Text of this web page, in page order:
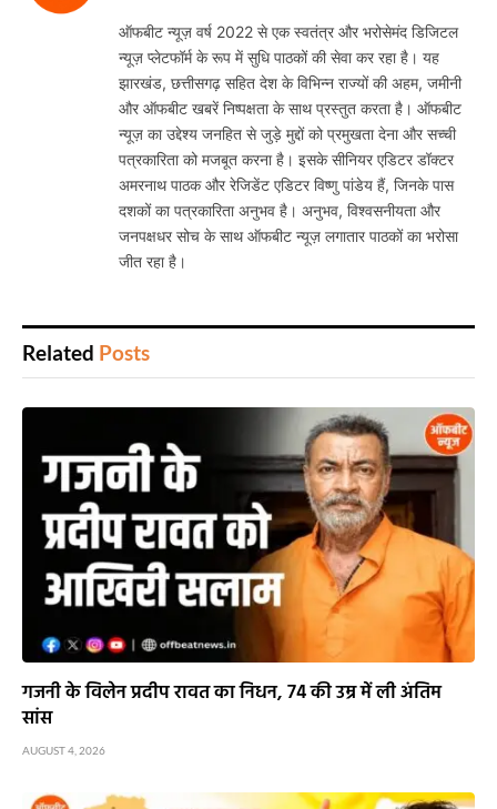
ऑफबीट न्यूज़ वर्ष 2022 से एक स्वतंत्र और भरोसेमंद डिजिटल
न्यूज़ प्लेटफॉर्म के रूप में सुधि पाठकों की सेवा कर रहा है। यह
झारखंड, छत्तीसगढ़ सहित देश के विभिन्न राज्यों की अहम, जमीनी
और ऑफबीट खबरें निष्पक्षता के साथ प्रस्तुत करता है। ऑफबीट
न्यूज़ का उद्देश्य जनहित से जुड़े मुद्दों को प्रमुखता देना और सच्ची
पत्रकारिता को मजबूत करना है। इसके सीनियर एडिटर डॉक्टर
अमरनाथ पाठक और रेजिडेंट एडिटर विष्णु पांडेय हैं, जिनके पास
दशकों का पत्रकारिता अनुभव है। अनुभव, विश्वसनीयता और
जनपक्षधर सोच के साथ ऑफबीट न्यूज़ लगातार पाठकों का भरोसा
जीत रहा है।
Related Posts
गजनी के विलेन प्रदीप रावत का निधन, 74 की उम्र में ली अंतिम
सांस
AUGUST 4, 2026